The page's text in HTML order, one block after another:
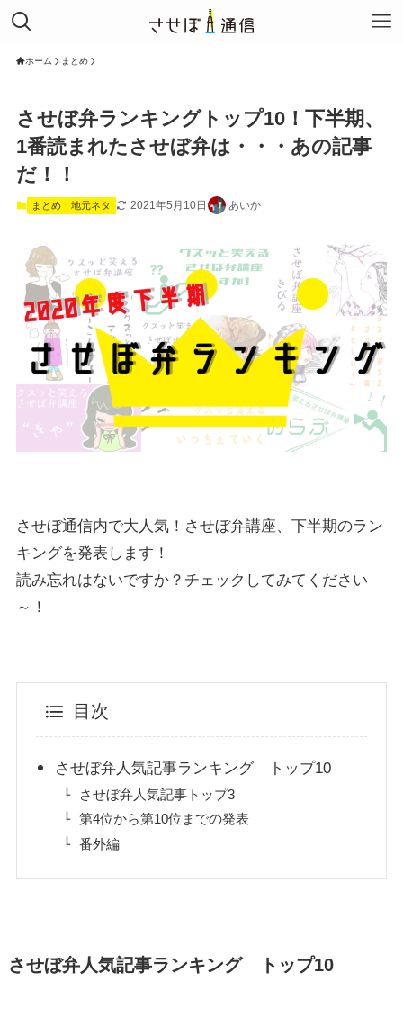
ホーム まとめ
させぼ弁ランキングトップ10！下半期、
1番読まれたさせぼ弁は・・・あの記事
だ！！
まとめ 地元ネタ 2021年5月10日 あいか
させぼ通信内で大人気！させぼ弁講座、下半期のラン
キングを発表します！
読み忘れはないですか？チェックしてみてください
～！
目次
させぼ弁人気記事ランキング トップ10
させぼ弁人気記事トップ3
第4位から第10位までの発表
番外編
させぼ弁人気記事ランキング トップ10